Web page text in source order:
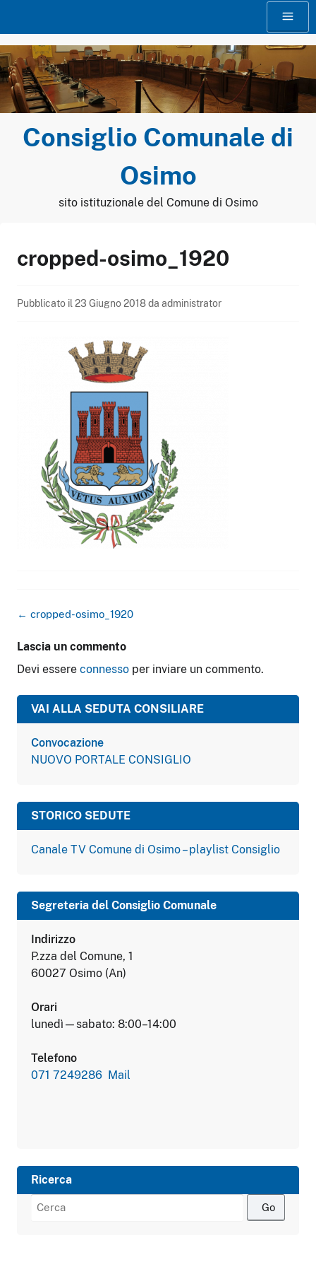
Menu
Consiglio Comunale di
Osimo
sito istituzionale del Comune di Osimo
cropped-osimo_1920
Pubblicato il23 Giugno 2018da administrator
Navigazione
← cropped-osimo_1920
Lascia un commento
Devi essere connesso per inviare un commento.
VAI ALLA SEDUTA CONSILIARE
Convocazione
NUOVO PORTALE CONSIGLIO
STORICO SEDUTE
Canale TV Comune di Osimo – playlist Consiglio
Segreteria del Consiglio Comunale
Indirizzo
P.zza del Comune, 1
60027 Osimo (An)
Orari
lunedì—sabato: 8:00–14:00
Telefono
071 7249286 Mail
Ricerca
Cerca: